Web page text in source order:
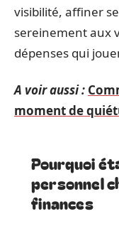
visibilité, affiner
sereinement aux
dépenses qui
A voir aussi :
moment de
Pourquoi
personnel
finances